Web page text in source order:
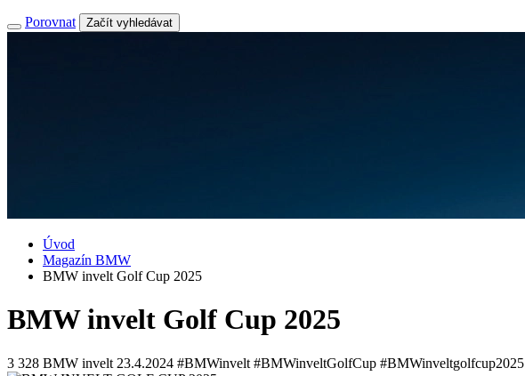
Porovnat Začít vyhledávat
Úvod
Magazín BMW
BMW invelt Golf Cup 2025
BMW invelt Golf Cup 2025
3 328 BMW invelt 23.4.2024 #BMWinvelt #BMWinveltGolfCup #BMWinveltgolfcup2025